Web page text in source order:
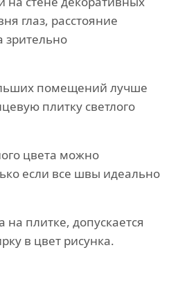
глаз, расстояние
зрительно
помещений лучше
плитку светлого
цвета можно
если все швы идеально
плитке, допускается
в цвет рисунка.